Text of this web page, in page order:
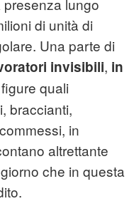
presenza lungo
di unità di
Una parte di
invisibili, in
quali
braccianti,
in
altrettante
che in questa